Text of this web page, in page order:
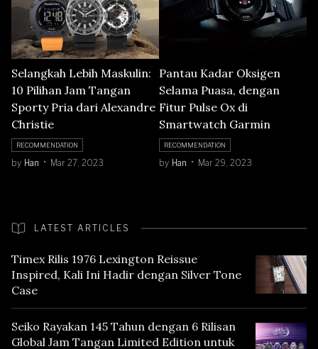
Selangkah Lebih Maskulin:
10 Pilihan Jam Tangan
Sporty Pria dari Alexandre
Christie
RECOMMENDATION
by Han Mar 27, 2023
Pantau Kadar Oksigen
Selama Puasa, dengan
Fitur Pulse Ox di
Smartwatch Garmin
RECOMMENDATION
by Han Mar 29, 2023
LATEST ARTICLES
Timex Rilis 1976 Lexington Reissue
Inspired, Kali Ini Hadir dengan Silver Tone
Case
Seiko Rayakan 145 Tahun dengan 6 Rilisan
Global Jam Tangan Limited Edition untuk